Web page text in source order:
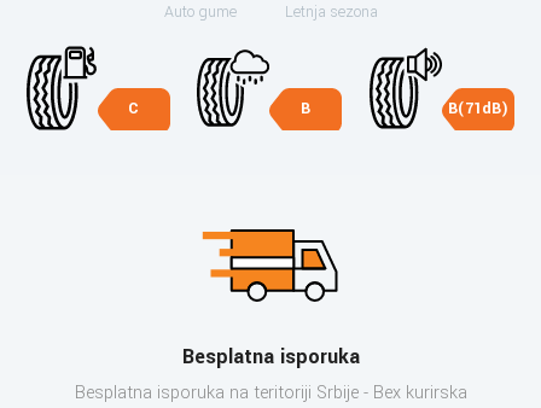
Auto gume Letnja sezona
C B B(71dB)
Besplatna isporuka
Besplatna isporuka na teritoriji Srbije - Bex kurirska